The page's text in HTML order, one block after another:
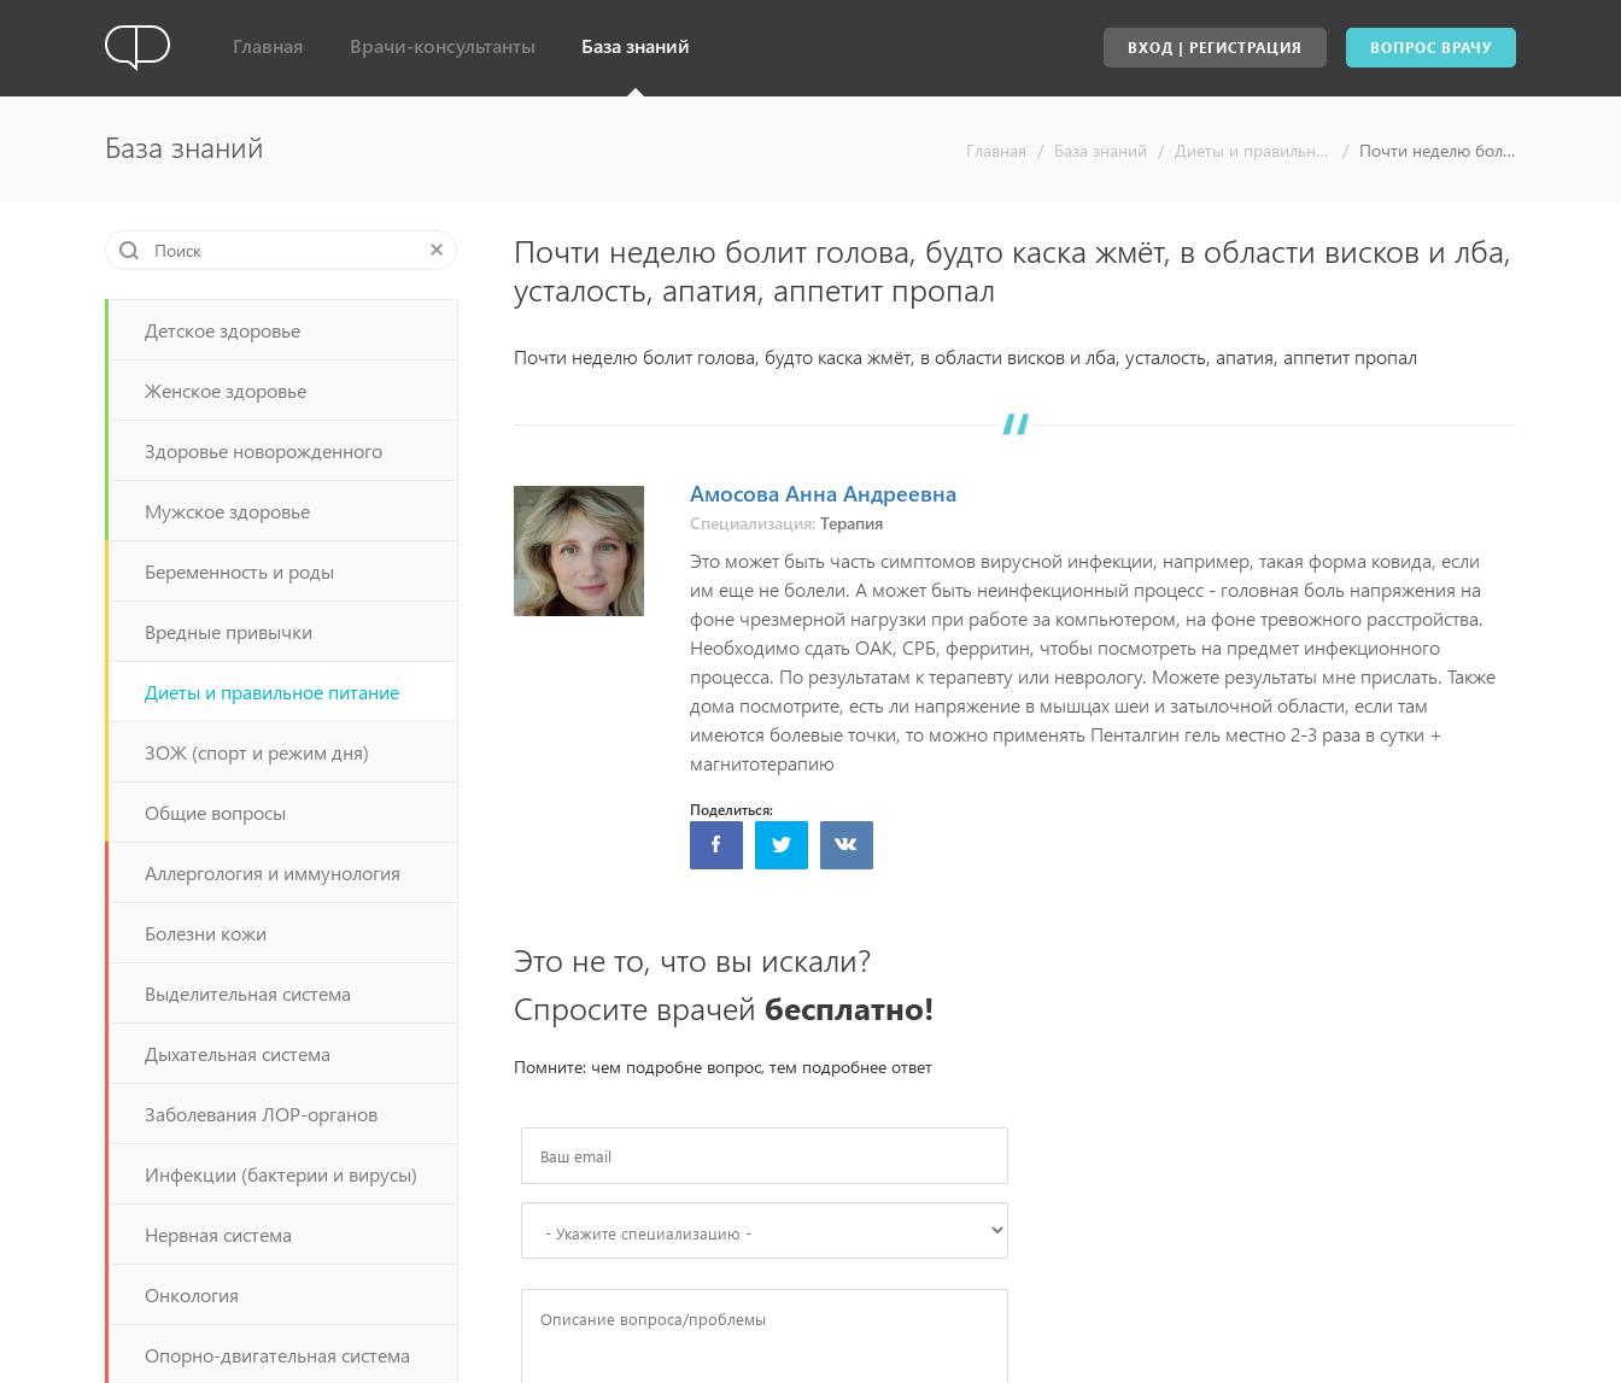
Главная Врачи-консультанты База знаний ВХОД | РЕГИСТРАЦИЯ ВОПРОС ВРАЧУ
База знаний Главная / База знаний / Диеты и правильное питание / Почти неделю болит голова, будто каска жмёт, в области висков и лба, усталость, апатия, аппетит пропал - ответы специалистов, консультация врача онлайн
Почти неделю болит голова, будто каска жмёт, в области висков и лба,
усталость, апатия, аппетит пропал
Почти неделю болит голова, будто каска жмёт, в области висков и лба, усталость, апатия, аппетит пропал
Амосова Анна Андреевна
Специализация: Терапия
Это может быть часть симптомов вирусной инфекции, например, такая форма ковида, если
им еще не болели. А может быть неинфекционный процесс - головная боль напряжения на
фоне чрезмерной нагрузки при работе за компьютером, на фоне тревожного расстройства.
Необходимо сдать ОАК, СРБ, ферритин, чтобы посмотреть на предмет инфекционного
процесса. По результатам к терапевту или неврологу. Можете результаты мне прислать. Также
дома посмотрите, есть ли напряжение в мышцах шеи и затылочной области, если там
имеются болевые точки, то можно применять Пенталгин гель местно 2-3 раза в сутки +
магнитотерапию
Поделиться:
Это не то, что вы искали?
Спросите врачей бесплатно!
Помните: чем подробне вопрос, тем подробнее ответ
Детское здоровье
Женское здоровье
Здоровье новорожденного
Мужское здоровье
Беременность и роды
Вредные привычки
Диеты и правильное питание
ЗОЖ (спорт и режим дня)
Общие вопросы
Аллергология и иммунология
Болезни кожи
Выделительная система
Дыхательная система
Заболевания ЛОР-органов
Инфекции (бактерии и вирусы)
Нервная система
Онкология
Опорно-двигательная система